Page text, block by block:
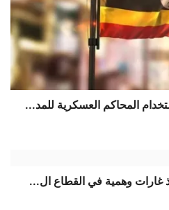
المحاكم العسكرية للمد...
غارات وهمية في القطاع ال...